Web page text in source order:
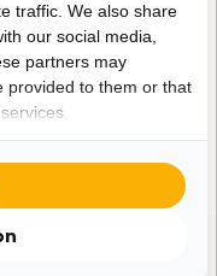
traffic. We also share
our social media,
partners may
provided to them or that